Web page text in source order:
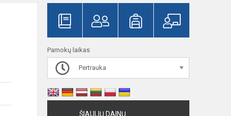
Pamokų laikas
Pertrauka
ŠIAULIŲ DAINŲ